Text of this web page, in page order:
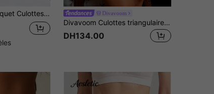
avec design en dentelle de couleur unie pour femmes Divavoom
Divavoom Culottes triangulaires sans couture avec patchwork de dentelle de couleur unie pour femmes
DH134.00